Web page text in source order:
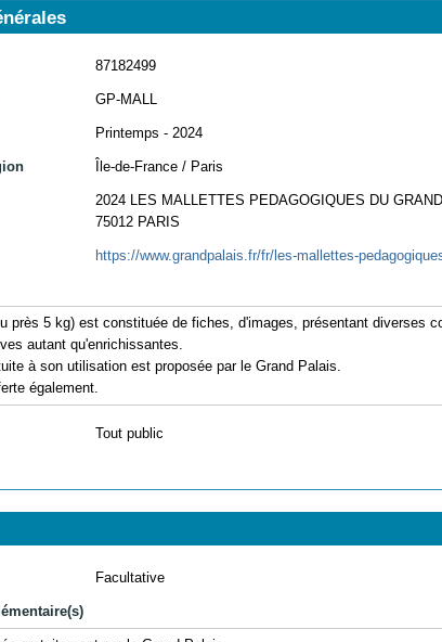
87182499
GP-MALL
Printemps - 2024
Île-de-France / Paris
2024 LES MALLETTES PEDAGOGIQUES DU
75012 PARIS
https://www.grandpalais.fr/fr/les-mallettes-
près 5 kg) est constituée de fiches, d'images, présentant diverses
autant qu'enrichissantes.
à son utilisation est proposée par le Grand Palais.
également.
Tout public
Facultative